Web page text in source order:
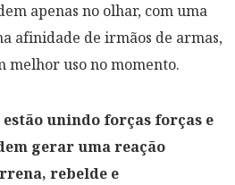
apenas no olhar, com uma
afinidade de irmãos de armas,
melhor uso no momento.
unindo forças forças e
gerar uma reação
rebelde e